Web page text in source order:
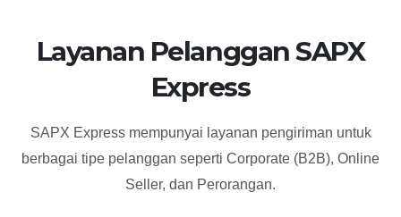
Layanan Pelanggan SAPX
Express
SAPX Express mempunyai layanan pengiriman untuk
berbagai tipe pelanggan seperti Corporate (B2B), Online
Seller, dan Perorangan.